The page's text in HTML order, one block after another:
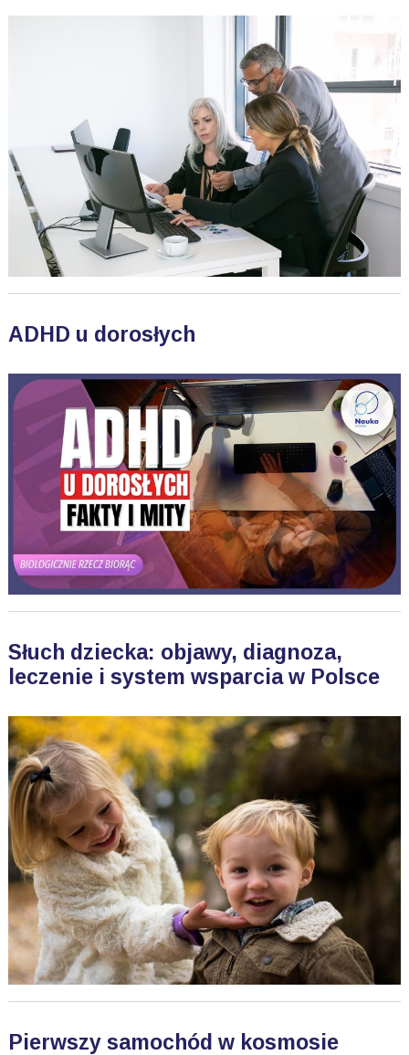
ADHD u dorosłych
Słuch dziecka: objawy, diagnoza,
leczenie i system wsparcia w Polsce
Pierwszy samochód w kosmosie